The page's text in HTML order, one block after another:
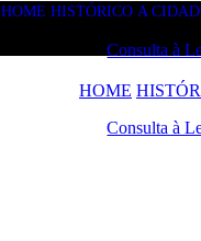
HOME HISTÓRICO A
Consulta à
HOME
Consulta à